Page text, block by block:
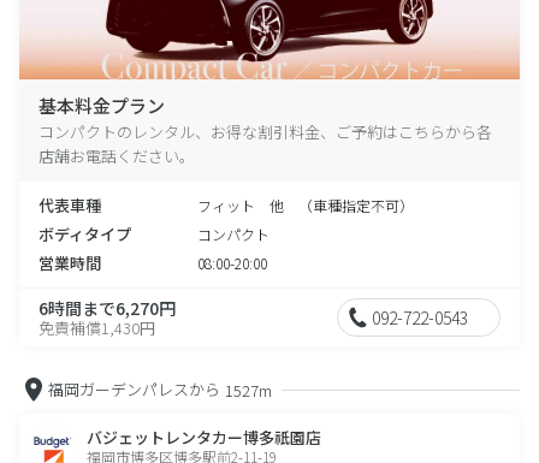
基本料金プラン
コンパクトのレンタル、お得な割引料金、ご予約はこちらから各
店舗お電話ください。
代表車種 フィット 他 （車種指定不可）
ボディタイプ コンパクト
営業時間 08:00-20:00
6時間まで6,270円
免責補償1,430円 092-722-0543
福岡ガーデンパレスから 1527m
バジェットレンタカー博多祇園店
福岡市博多区博多駅前2-11-19